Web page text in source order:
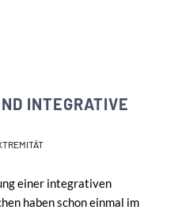
INTEGRATIVE M
einer integrativen
haben schon einmal im